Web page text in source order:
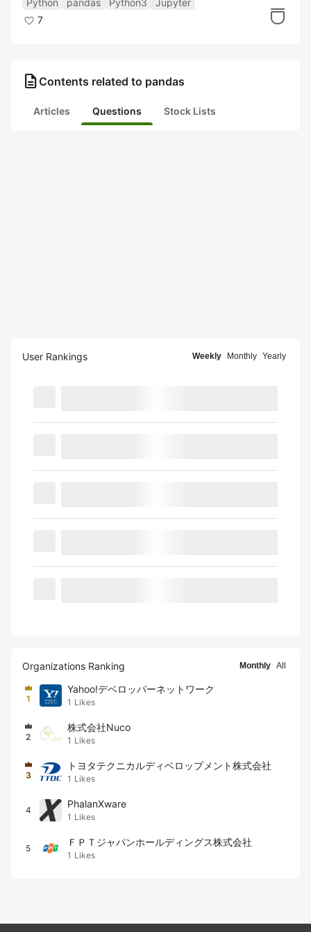
NumPy
Python pandas Python3
Jupyter
7
description Contents related to pandas
Articles Questions Stock Lists
User Rankings Weekly Monthly Yearly
Organizations Ranking Monthly All
1
Yahoo!デベロッパーネットワーク
1 Likes
2
株式会社Nuco
1 Likes
3
トヨタテクニカルディベロップメント株式会社
1 Likes
4
PhalanXware
1 Likes
5
ＦＰＴジャパンホールディングス株式会社
1 Likes